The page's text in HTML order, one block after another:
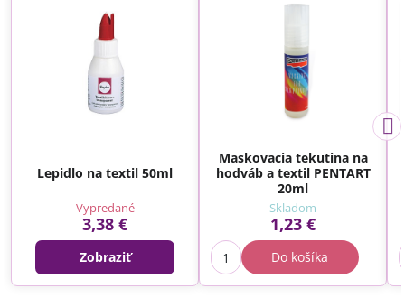
Lepidlo na textil 50ml
Vypredané
3,38 €
Zobraziť
Maskovacia tekutina na
hodváb a textil PENTART
20ml
Skladom
1,23 €
Do košíka